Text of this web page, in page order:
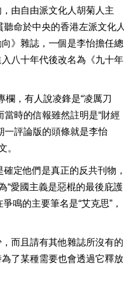
由自由派文化人胡菊人主
命於中央的香港左派文化人
》雜誌，一個是李怡擔任總
八十年代後改名為《九十年
欄，有人說凌鋒是“凌厲刀
時的信報雖然註明是“財經
一評論版的頭條就是李怡
。
定他們是真正的反共刊物，
“愛國主義是惡棍的最後庇護
鳴的主要筆名是“艾克思”，
而且請有其他雜誌所沒有的
了某種需要也會透過它釋放